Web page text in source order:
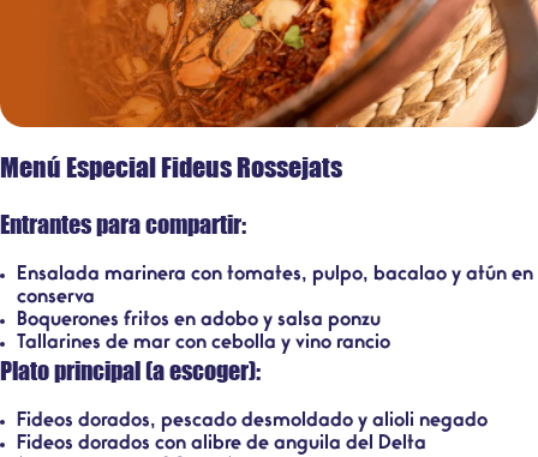
Menú Especial Fideus Rossejats
Entrantes para compartir:
Ensalada marinera con tomates, pulpo, bacalao y atún en
conserva
Boquerones fritos en adobo y salsa ponzu
Tallarines de mar con cebolla y vino rancio
Plato principal (a escoger):
Fideos dorados, pescado desmoldado y alioli negado
Fideos dorados con alibre de anguila del Delta